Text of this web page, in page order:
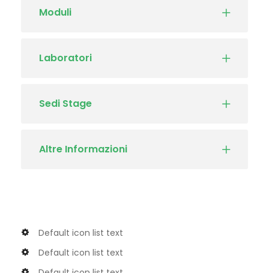
Moduli
Laboratori
Sedi Stage
Altre Informazioni
Default icon list text
Default icon list text